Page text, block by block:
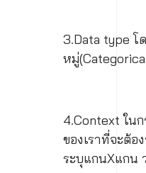
3.Data type โ
หมู่
4.Context ใน
ของเราที่จะต้อ
ระบุแกนXแกน